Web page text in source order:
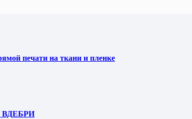
печати на ткани и пленке
ВДЕБРИ